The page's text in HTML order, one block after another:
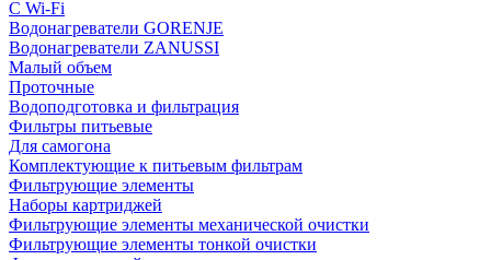
С Wi-Fi
Водонагреватели GORENJE
Водонагреватели ZANUSSI
Малый объем
Проточные
Водоподготовка и фильтрация
Фильтры питьевые
Для самогона
Комплектующие к питьевым фильтрам
Фильтрующие элементы
Наборы картриджей
Фильтрующие элементы механической очистки
Фильтрующие элементы тонкой очистки